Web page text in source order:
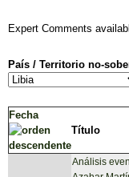
Expert Comments
País / Territorio no-
Fecha
Título
Análisis